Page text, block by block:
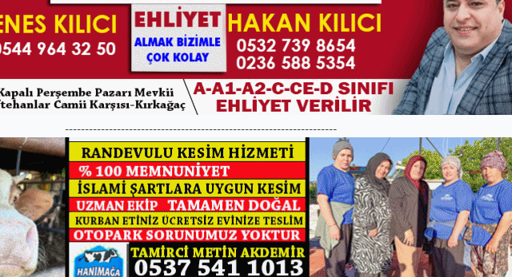
--------------------------------------------------------------------